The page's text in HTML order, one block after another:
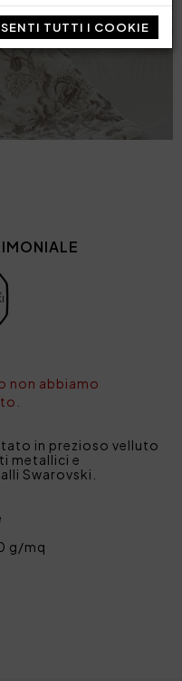
TUTTI I COOKIE
non abbiamo
in prezioso velluto
metallici e
Swarovski.
g/mq